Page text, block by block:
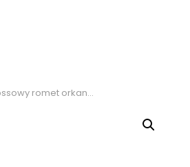
2021, kolor biały-fioletowy, rozmiar 19″